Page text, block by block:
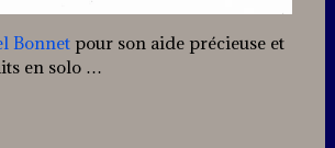
Bonnet pour son aide précieuse et
en solo …